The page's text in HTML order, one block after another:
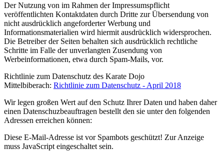
Der Nutzung von im Rahmen der Impressumspflicht
veröffentlichten Kontaktdaten durch Dritte zur Übersendung von
nicht ausdrücklich angeforderter Werbung und
Informationsmaterialien wird hiermit ausdrücklich widersprochen.
Die Betreiber der Seiten behalten sich ausdrücklich rechtliche
Schritte im Falle der unverlangten Zusendung von
Werbeinformationen, etwa durch Spam-Mails, vor.
Richtlinie zum Datenschutz des Karate Dojo
Mittelbiberach: Richtlinie zum Datenschutz - April 2018
Wir legen großen Wert auf den Schutz Ihrer Daten und haben daher
einen Datenschuzbeauftragen bestellt den sie unter den folgenden
Adressen erreichen können:
Diese E-Mail-Adresse ist vor Spambots geschützt! Zur Anzeige
muss JavaScript eingeschaltet sein.